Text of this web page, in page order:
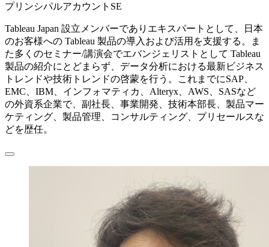
プリンシパルアカウントSE
Tableau Japan 設立メンバーでありエキスパートとして、日本
のお客様への Tableau 製品の導入および活用を支援する。ま
た多くのセミナー/講演会でエバンジェリストとして Tableau
製品の紹介にとどまらず、データ分析における最新ビジネス
トレンドや技術トレンドの啓蒙を行う。これまでにSAP、
EMC、IBM、インフォマティカ、Alteryx、AWS、SASなど
の外資系企業で、副社長、事業開発、技術本部長、製品マー
ケティング、製品管理、コンサルティング、プリセールスな
どを歴任。